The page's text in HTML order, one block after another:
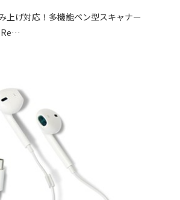
上げ対応！多機能ペン型スキャナー
Re…